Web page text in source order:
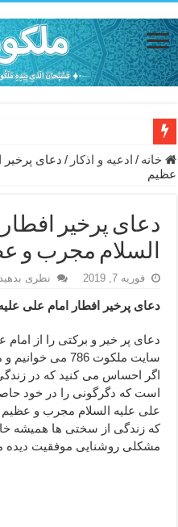
حاجت روایی با ذکر صلوات خاصه
دعای حفظ جان خانواده از بلا در
دعای مجرب برای رفع گرفتاری –
دعا برای عاشق شدن طرف
دعای حفظ جان عزیزان از بلا در
دعای قوی برای حاجات دنیا و
ختم سوره تکاثر برای جذب
دعا قدرت و توانمندی – دعا برای
خانه / ادعيه و اذكار / دعای پرخیر
عظیم
دعای پرخیر
السلام مجرب و
فوریه 7, 2019 نظری بدهید
دعای پرخیر افطار امام علی
دعای پر خیر و برکتی را از امام
سایت ملکوت 786
اگر احساس می کنید که در
است که دگرگونی را در خود
علی علیه السلام مجرب و عظیم
که زندگی از سختی ها همیشه
مشکلی روشنایی موفقیت